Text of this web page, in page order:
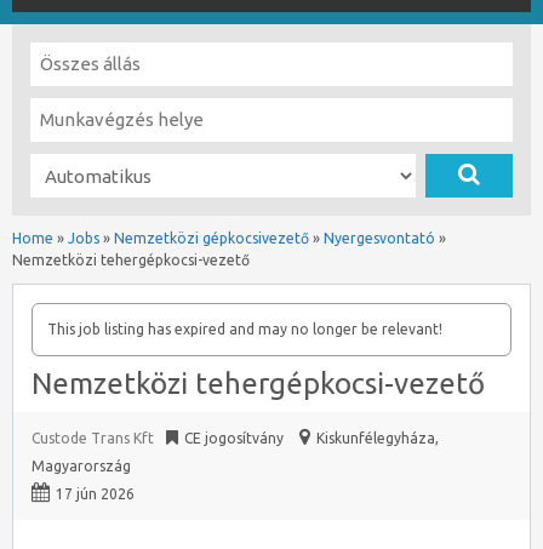
Home » Jobs » Nemzetközi gépkocsivezető » Nyergesvontató »
Nemzetközi tehergépkocsi-vezető
This job listing has expired and may no longer be relevant!
Nemzetközi tehergépkocsi-vezető
Custode Trans Kft CE jogosítvány Kiskunfélegyháza,
Magyarország
17 jún 2026